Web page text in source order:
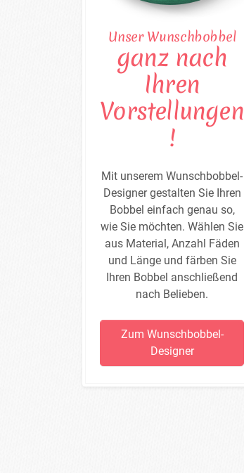
Unser Wunschbobbel
ganz nach
Ihren
Vorstellungen
!
Mit unserem Wunschbobbel-
Designer gestalten Sie Ihren
Bobbel einfach genau so,
wie Sie möchten. Wählen Sie
aus Material, Anzahl Fäden
und Länge und färben Sie
Ihren Bobbel anschließend
nach Belieben.
Zum Wunschbobbel-
Designer